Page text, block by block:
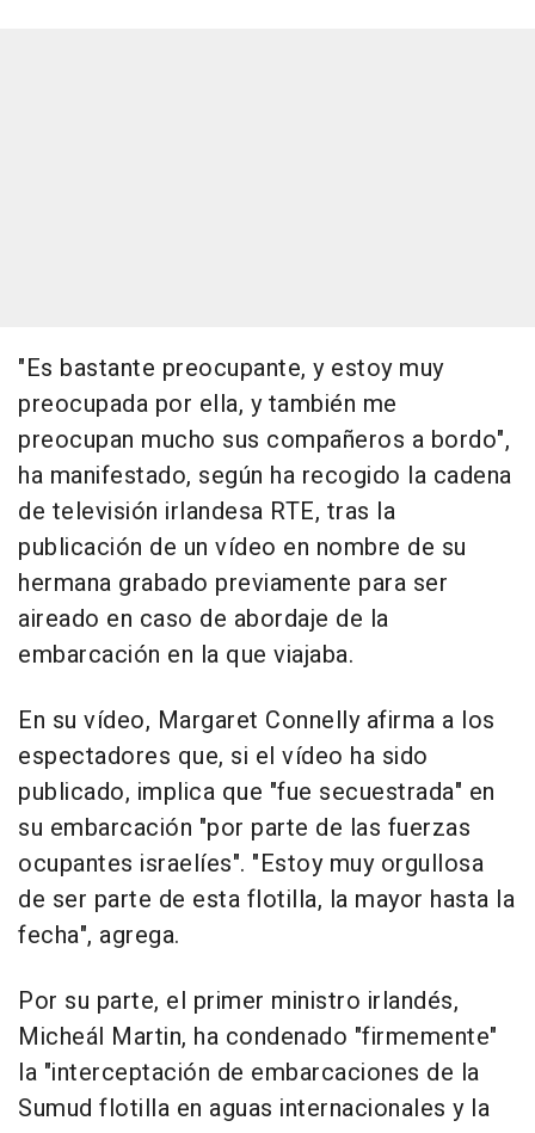
"Es bastante preocupante, y estoy muy
preocupada por ella, y también me
preocupan mucho sus compañeros a bordo",
ha manifestado, según ha recogido la cadena
de televisión irlandesa RTE, tras la
publicación de un vídeo en nombre de su
hermana grabado previamente para ser
aireado en caso de abordaje de la
embarcación en la que viajaba.
En su vídeo, Margaret Connelly afirma a los
espectadores que, si el vídeo ha sido
publicado, implica que "fue secuestrada" en
su embarcación "por parte de las fuerzas
ocupantes israelíes". "Estoy muy orgullosa
de ser parte de esta flotilla, la mayor hasta la
fecha", agrega.
Por su parte, el primer ministro irlandés,
Micheál Martin, ha condenado "firmemente"
la "interceptación de embarcaciones de la
Sumud flotilla en aguas internacionales y la